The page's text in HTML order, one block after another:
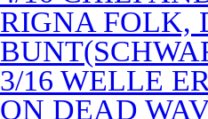
RIGNA FOLK,
3/16 WELLE
ON DEAD